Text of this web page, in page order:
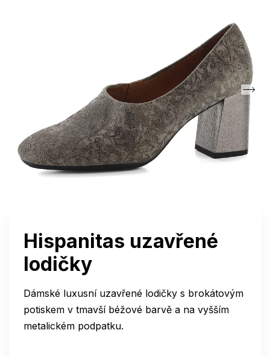
Hispanitas uzavřené
lodičky
Dámské luxusní uzavřené lodičky s brokátovým
potiskem v tmavší béžové barvě a na vyšším
metalickém podpatku.